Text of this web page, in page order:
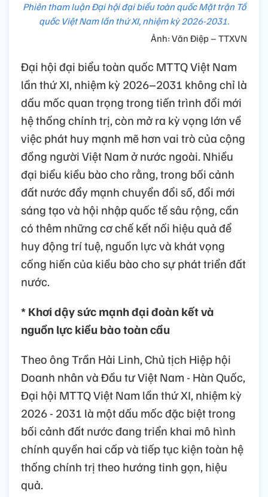
Phiên tham luận Đại hội đại biểu toàn quốc Mặt trận Tổ
quốc Việt Nam lần thứ XI, nhiệm kỳ 2026-2031.
Ảnh: Văn Điệp – TTXVN
Đại hội đại biểu toàn quốc MTTQ Việt Nam
lần thứ XI, nhiệm kỳ 2026–2031 không chỉ là
dấu mốc quan trọng trong tiến trình đổi mới
hệ thống chính trị, còn mở ra kỳ vọng lớn về
việc phát huy mạnh mẽ hơn vai trò của cộng
đồng người Việt Nam ở nước ngoài. Nhiều
đại biểu kiều bào cho rằng, trong bối cảnh
đất nước đẩy mạnh chuyển đổi số, đổi mới
sáng tạo và hội nhập quốc tế sâu rộng, cần
có thêm những cơ chế kết nối hiệu quả để
huy động trí tuệ, nguồn lực và khát vọng
cống hiến của kiều bào cho sự phát triển đất
nước.
* Khơi dậy sức mạnh đại đoàn kết và
nguồn lực kiều bào toàn cầu
Theo ông Trần Hải Linh, Chủ tịch Hiệp hội
Doanh nhân và Đầu tư Việt Nam - Hàn Quốc,
Đại hội MTTQ Việt Nam lần thứ XI, nhiệm kỳ
2026 - 2031 là một dấu mốc đặc biệt trong
bối cảnh đất nước đang triển khai mô hình
chính quyền hai cấp và tiếp tục kiện toàn hệ
thống chính trị theo hướng tinh gọn, hiệu
quả.